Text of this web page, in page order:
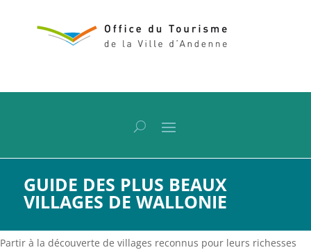
GUIDE DES PLUS BEAUX
VILLAGES DE WALLONIE
Partir à la découverte de villages reconnus pour leurs richesses